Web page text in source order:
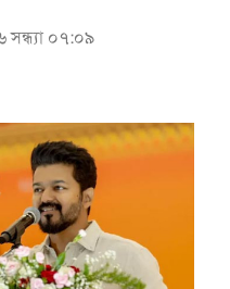
সন্ধ্যা ০৭:০৯